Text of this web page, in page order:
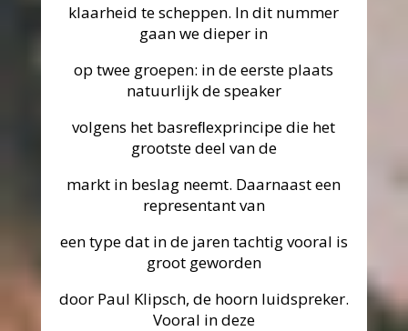
klaarheid te scheppen. ln dit nummer
gaan we dieper in
op twee groepen: in de eerste plaats
natuurlijk de speaker
volgens het basreﬂexprincipe die het
grootste deel van de
markt in beslag neemt. Daarnaast een
representant van
een type dat in de jaren tachtig vooral is
groot geworden
door Paul Klipsch, de hoorn luidspreker.
Vooral in deze